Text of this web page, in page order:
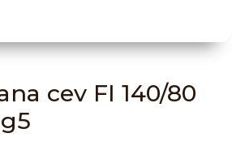
cev FI 140/80